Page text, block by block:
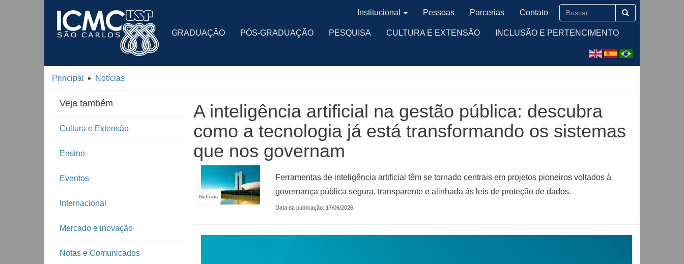
GRADUAÇÃO PÓS-GRADUAÇÃO PESQUISA CULTURA E EXTENSÃO INCLUSÃO E PERTENCIMENTO
Institucional Pessoas Parcerias Contato
Principal Notícias
Veja também
Cultura e Extensão
Ensino
Eventos
Internacional
Mercado e inovação
Notas e Comunicados
A inteligência artificial na gestão pública: descubra
como a tecnologia já está transformando os sistemas
que nos governam
Notícias
Ferramentas de inteligência artificial têm se tornado centrais em projetos pioneiros voltados à
governança pública segura, transparente e alinhada às leis de proteção de dados.
Data da publicação: 17/06/2026